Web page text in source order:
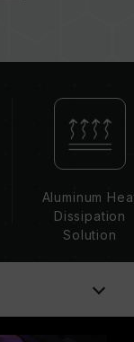
能性がありま
）の性能
るマザーボ
の動作周波数
標準）で動
またはそれ以
あり、一部の
数に達しない
は、システム
Aluminum
Dissipation
Solution